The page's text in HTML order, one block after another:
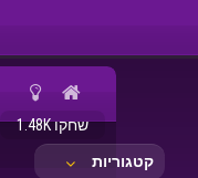
קטגוריות
שחקו 1.48K